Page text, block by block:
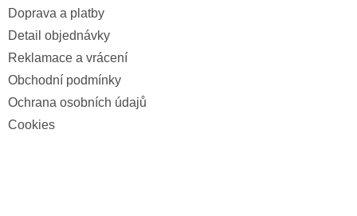
Doprava a platby
Detail objednávky
Reklamace a vrácení
Obchodní podmínky
Ochrana osobních údajů
Cookies